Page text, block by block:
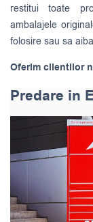
restitui toate
ambalajele
folosire sau sa
Oferim clientilor
Predare in